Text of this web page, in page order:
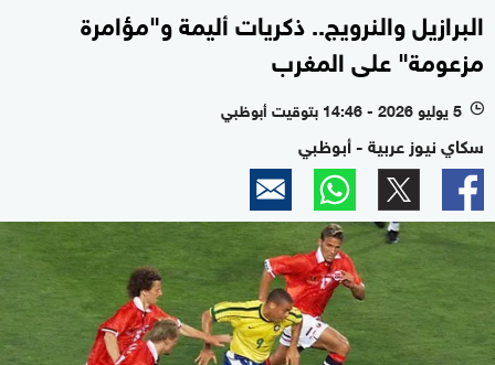
البرازيل والنرويج.. ذكريات أليمة و"مؤامرة
مزعومة" على المغرب
l 5 يوليو 2026 - 14:46 بتوقيت أبوظبي
سكاي نيوز عربية - أبوظبي